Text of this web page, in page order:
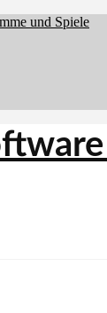
und Spiele